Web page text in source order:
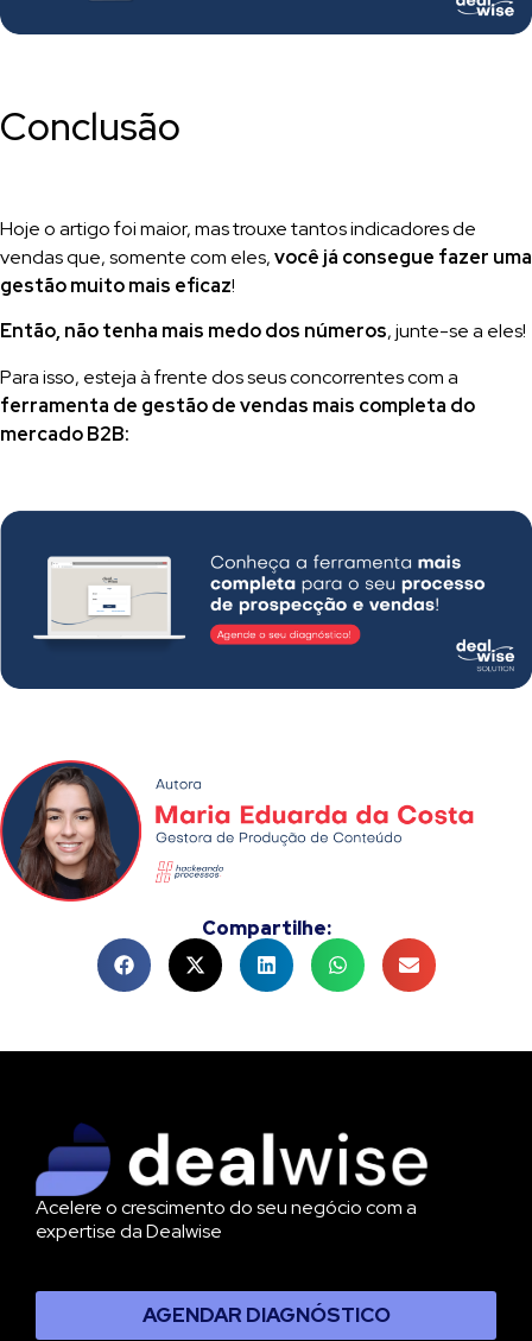
Conclusão
Hoje o artigo foi maior, mas trouxe tantos indicadores de
vendas que, somente com eles,você já consegue fazer uma
gestão muito mais eficaz!
Então, não tenha mais medo dos números, junte-se a eles!
Para isso, esteja à frente dos seus concorrentes com a
ferramenta de gestão de vendas mais completa do
mercado B2B:
Compartilhe:
Acelere o crescimento do seu negócio com a
expertise da Dealwise
AGENDAR DIAGNÓSTICO